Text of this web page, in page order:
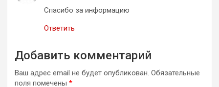
Спасибо за информацию
Ответить
Добавить комментарий
Ваш адрес email не будет опубликован. Обязательные
поля помечены *